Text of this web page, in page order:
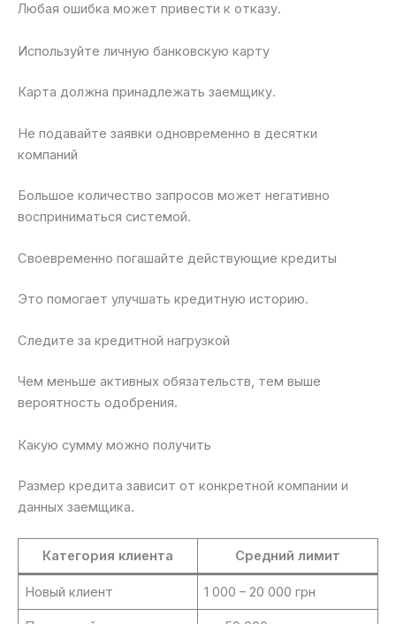
Любая ошибка может привести к отказу.
Используйте личную банковскую карту
Карта должна принадлежать заемщику.
Не подавайте заявки одновременно в десятки
компаний
Большое количество запросов может негативно
восприниматься системой.
Своевременно погашайте действующие кредиты
Это помогает улучшать кредитную историю.
Следите за кредитной нагрузкой
Чем меньше активных обязательств, тем выше
вероятность одобрения.
Какую сумму можно получить
Размер кредита зависит от конкретной компании и
данных заемщика.
Категория клиента Средний лимит
Новый клиент 1 000 – 20 000 грн